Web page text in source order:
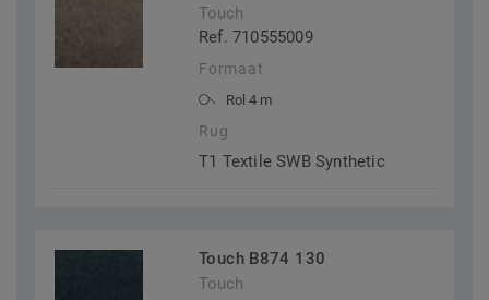
Touch
Ref. 710555009
Formaat
Rol 4 m
Rug
T1 Textile SWB Synthetic
Touch B874 130
Touch